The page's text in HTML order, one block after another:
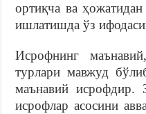
ортиқча ва
ишлатишда ўз
Исрофнинг
турлари мавжуд
маънавий
исрофлар асосини